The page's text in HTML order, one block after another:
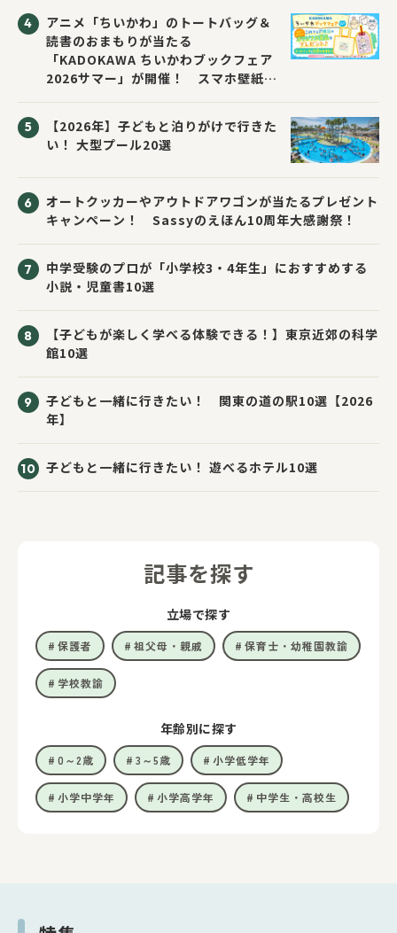
アニメ「ちいかわ」のトートバッグ＆
読書のおまもりが当たる
「KADOKAWA ちいかわブックフェア
2026サマー」が開催！ スマホ壁紙は
【2026年】子どもと泊りがけで行きた
い！ 大型プール20選
オートクッカーやアウトドアワゴンが当たるプレゼント
キャンペーン！ Sassyのえほん10周年大感謝祭！
中学受験のプロが「小学校3・4年生」におすすめする
小説・児童書10選
【子どもが楽しく学べる体験できる！】東京近郊の科学
館10選
子どもと一緒に行きたい！ 関東の道の駅10選【2026
年】
子どもと一緒に行きたい！ 遊べるホテル10選
記事を探す
立場で探す
保護者 祖父母・親戚 保育士・幼稚園教諭
学校教諭
年齢別に探す
0～2歳 3～5歳 小学低学年
小学中学年 小学高学年 中学生・高校生